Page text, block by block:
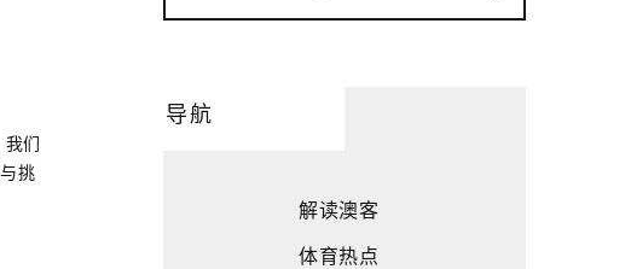
们
挑
导航
解读澳客
体育热点